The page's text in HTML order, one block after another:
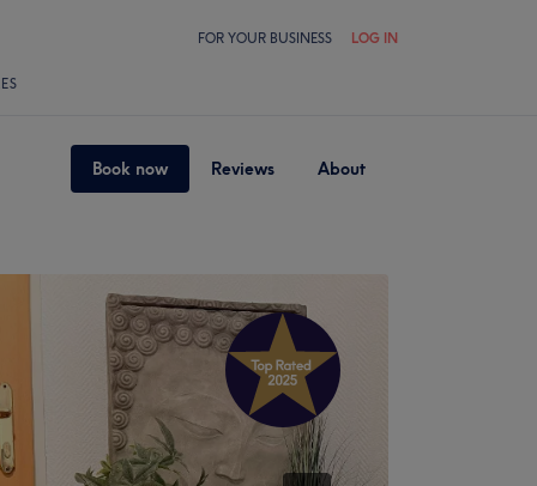
FOR YOUR BUSINESS LOG IN
Book now Reviews About